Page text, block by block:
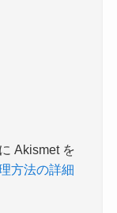
Akismet を
方法の詳細